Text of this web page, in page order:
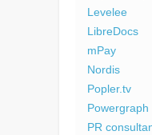
Levelee
LibreDocs
mPay
Nordis
Popler.tv
Powergraph
PR